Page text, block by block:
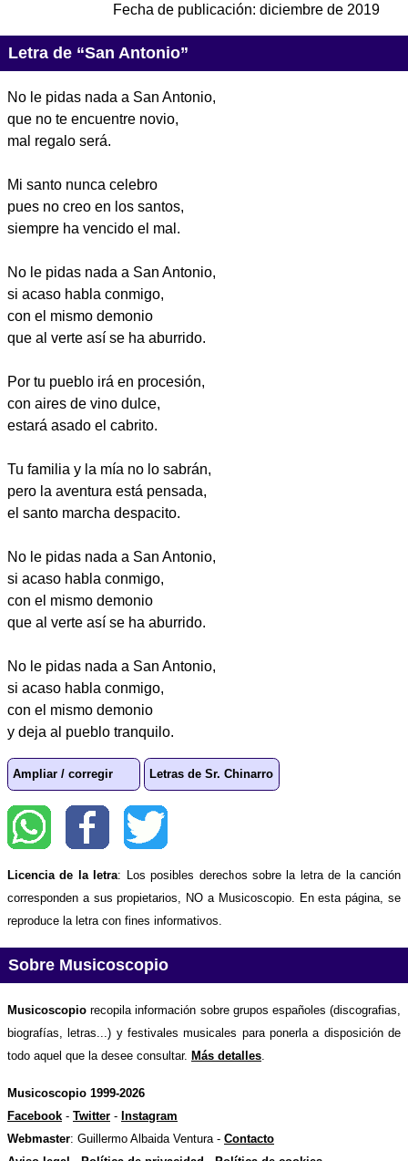
Fecha de publicación: diciembre de 2019
Letra de “San Antonio”
No le pidas nada a San Antonio,
que no te encuentre novio,
mal regalo será.
Mi santo nunca celebro
pues no creo en los santos,
siempre ha vencido el mal.
No le pidas nada a San Antonio,
si acaso habla conmigo,
con el mismo demonio
que al verte así se ha aburrido.
Por tu pueblo irá en procesión,
con aires de vino dulce,
estará asado el cabrito.
Tu familia y la mía no lo sabrán,
pero la aventura está pensada,
el santo marcha despacito.
No le pidas nada a San Antonio,
si acaso habla conmigo,
con el mismo demonio
que al verte así se ha aburrido.
No le pidas nada a San Antonio,
si acaso habla conmigo,
con el mismo demonio
y deja al pueblo tranquilo.
Ampliar / corregir Letras de Sr. Chinarro
Licencia de la letra: Los posibles derechos sobre la letra de la canción
corresponden a sus propietarios, NO a Musicoscopio. En esta página, se
reproduce la letra con fines informativos.
Sobre Musicoscopio
Musicoscopio recopila información sobre grupos españoles (discografias,
biografías, letras...) y festivales musicales para ponerla a disposición de
todo aquel que la desee consultar. Más detalles
Musicoscopio 1999-2026
Facebook - Twitter - Instagram
Webmaster: Guillermo Albaida Ventura - Contacto